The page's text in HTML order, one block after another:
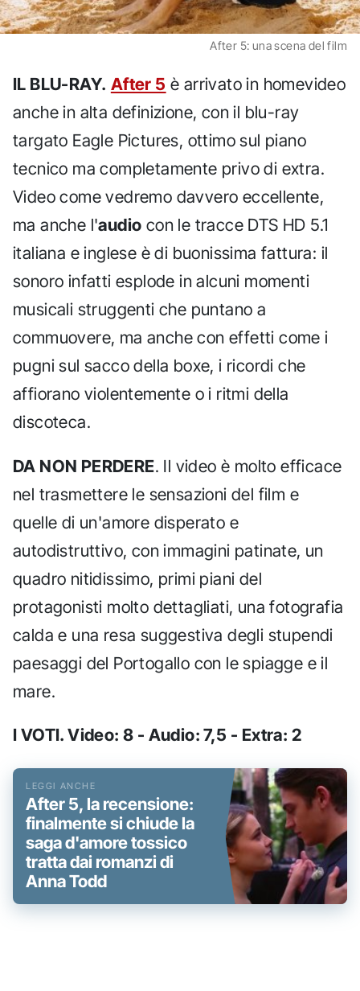
After 5: una scena del film
IL BLU-RAY. After 5 è arrivato in homevideo
anche in alta definizione, con il blu-ray
targato Eagle Pictures, ottimo sul piano
tecnico ma completamente privo di extra.
Video come vedremo davvero eccellente,
ma anche l'audio con le tracce DTS HD 5.1
italiana e inglese è di buonissima fattura: il
sonoro infatti esplode in alcuni momenti
musicali struggenti che puntano a
commuovere, ma anche con effetti come i
pugni sul sacco della boxe, i ricordi che
affiorano violentemente o i ritmi della
discoteca.
DA NON PERDERE. Il video è molto efficace
nel trasmettere le sensazioni del film e
quelle di un'amore disperato e
autodistruttivo, con immagini patinate, un
quadro nitidissimo, primi piani del
protagonisti molto dettagliati, una fotografia
calda e una resa suggestiva degli stupendi
paesaggi del Portogallo con le spiagge e il
mare.
I VOTI. Video: 8 - Audio: 7,5 - Extra: 2
After 5, la recensione:
finalmente si chiude la
saga d'amore tossico
tratta dai romanzi di
Anna Todd